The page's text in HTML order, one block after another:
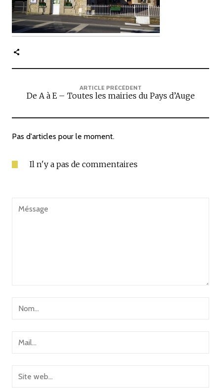
a
l
e
ARTICLE PRÉCÉDENT
De A à E – Toutes les mairies du Pays d’Auge
Pas d'articles pour le moment.
Il n'y a pas de commentaires